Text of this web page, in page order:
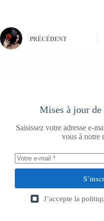
PRÉCÉDENT
Mises à jour
Saisissez votre adresse e-
vous à notre
J’accepte la